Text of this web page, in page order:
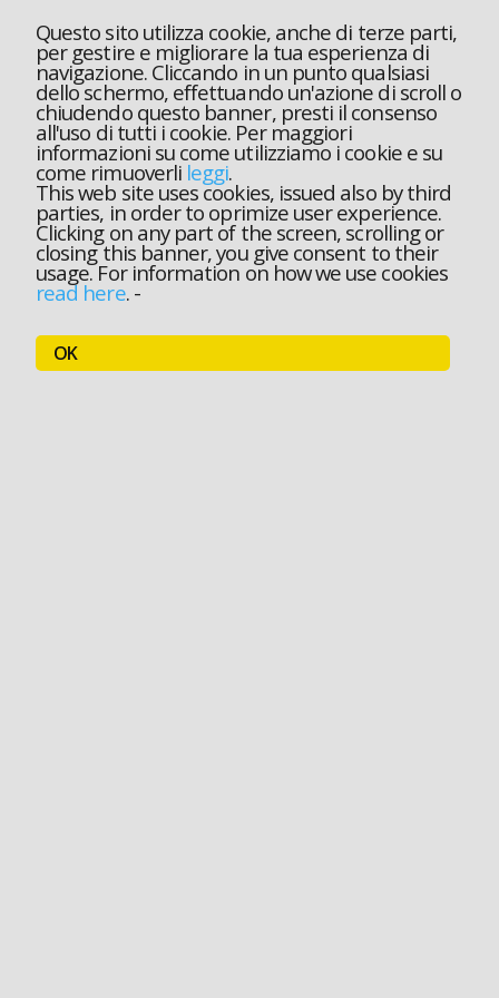
Questo sito utilizza cookie, anche di terze parti,
per gestire e migliorare la tua esperienza di
navigazione. Cliccando in un punto qualsiasi
dello schermo, effettuando un'azione di scroll o
chiudendo questo banner, presti il consenso
all'uso di tutti i cookie. Per maggiori
informazioni su come utilizziamo i cookie e su
come rimuoverli leggi.
This web site uses cookies, issued also by third
parties, in order to oprimize user experience.
Clicking on any part of the screen, scrolling or
closing this banner, you give consent to their
usage. For information on how we use cookies
read here.-
OK